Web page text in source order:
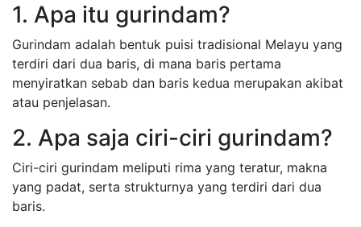
1. Apa itu gurindam?
Gurindam adalah bentuk puisi tradisional Melayu yang
terdiri dari dua baris, di mana baris pertama
menyiratkan sebab dan baris kedua merupakan akibat
atau penjelasan.
2. Apa saja ciri-ciri gurindam?
Ciri-ciri gurindam meliputi rima yang teratur, makna
yang padat, serta strukturnya yang terdiri dari dua
baris.